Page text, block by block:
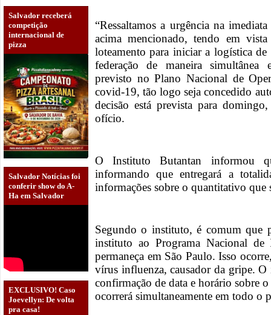
Salvador receberá
competição
internacional de
pizza
Salvador Notícias foi
conferir show do A-
Ha em Salvador
EXCLUSIVO! Caso
Joevellyn: De volta
pra casa!
“Ressaltamos a urgência na
acima mencionado, tendo em
loteamento para iniciar a logística
federação de maneira simultânea
previsto no Plano Nacional de
covid-19, tão logo seja concedido
decisão está prevista para
ofício.
O Instituto Butantan informou
informando que entregará a
informações sobre o quantitativo que
Segundo o instituto, é comum que
instituto ao Programa Nacional de
permaneça em São Paulo. Isso
vírus influenza, causador da gripe.
confirmação de data e horário sobre
ocorrerá simultaneamente em todo o